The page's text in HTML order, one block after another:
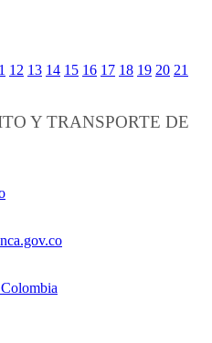
12 13 14 15 16 17 18 19 20 21
Y TRANSPORTE DE